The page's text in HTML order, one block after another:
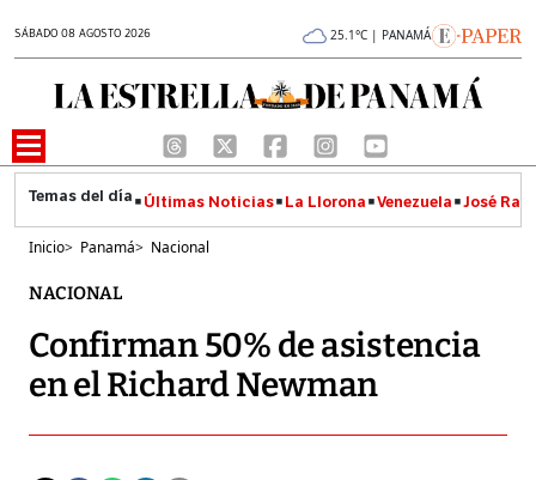
SÁBADO 08 AGOSTO 2026 25.1°C | PANAMÁ
Últimas Noticias La Llorona Venezuela José
Inicio> Panamá> Nacional
NACIONAL
Confirman 50% de asistencia
en el Richard Newman